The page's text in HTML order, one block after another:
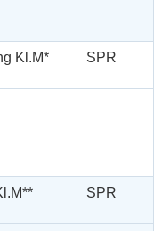
Kl.M*
SPR
SPR